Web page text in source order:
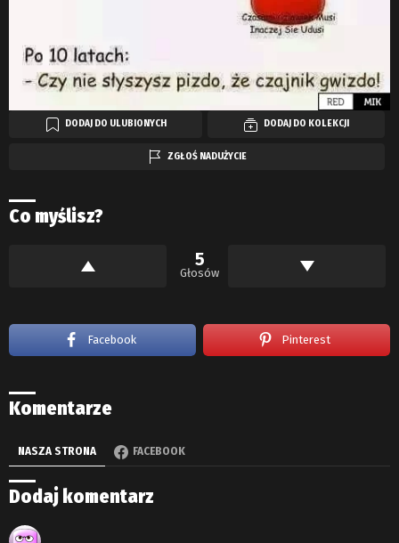
DODAJ DO ULUBIONYCH DODAJ DO KOLEKCJI
ZGŁOŚ NADUŻYCIE
Co myślisz?
5
Głosów
Facebook Pinterest
Komentarze
NASZA STRONA FACEBOOK
Dodaj komentarz